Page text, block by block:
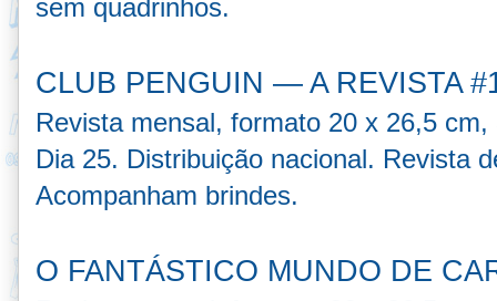
sem quadrinhos.
CLUB PENGUIN — A REVISTA
Revista mensal, formato 20 x 26,5 cm,
Dia 25. Distribuição nacional. Revista
Acompanham brindes.
O FANTÁSTICO MUNDO DE